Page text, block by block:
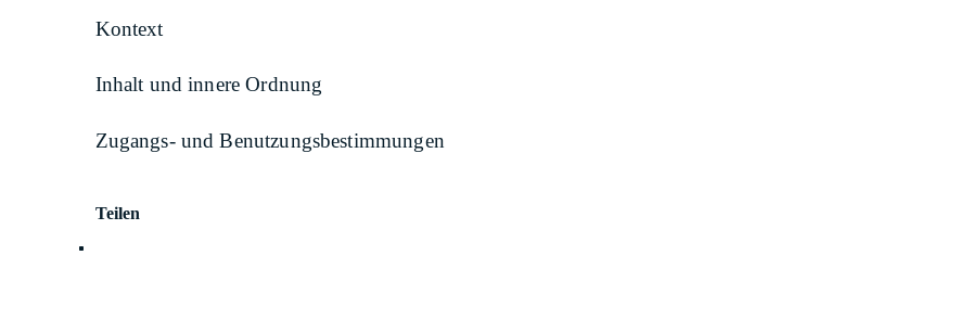
Kontext
Inhalt und innere Ordnung
Zugangs- und Benutzungsbestimmungen
Teilen